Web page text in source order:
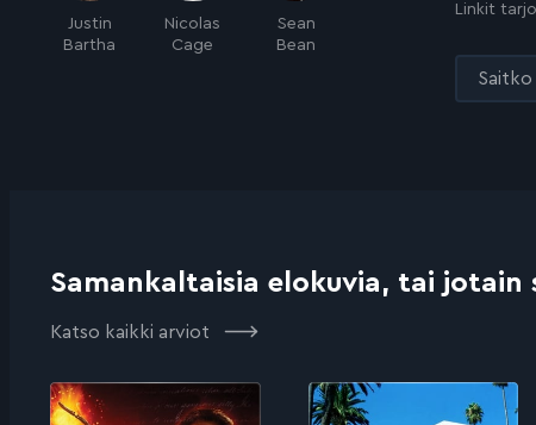
Justin
Bartha
Nicolas
Cage
Sean
Bean
Linkit
Samankaltaisia elokuvia, tai jotain
Katso kaikki arviot